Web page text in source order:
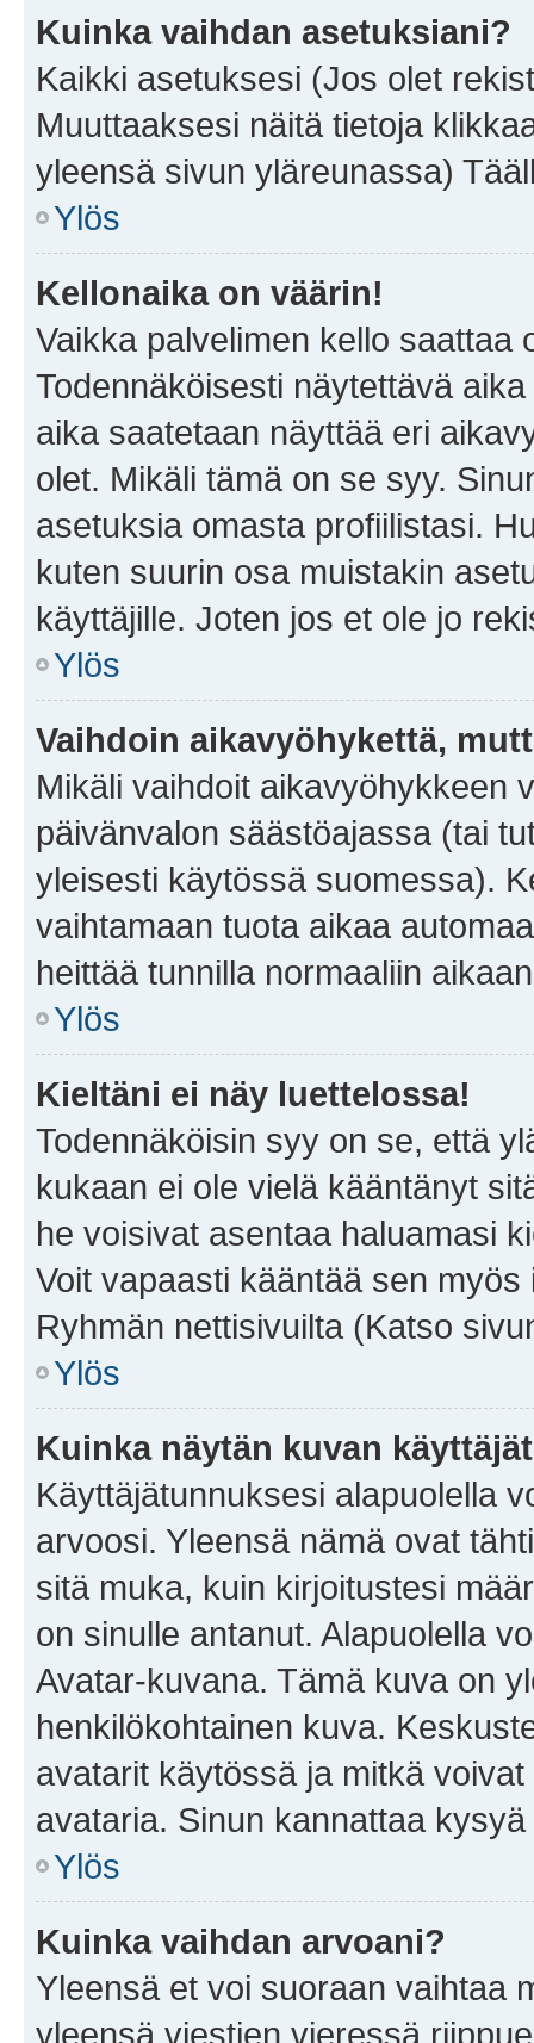
Kuinka vaihdan asetuksiani?
Kaikki asetuksesi (Jos olet
Muuttaaksesi näitä tietoja
yleensä sivun yläreunassa)
Ylös
Kellonaika on väärin!
Vaikka palvelimen kello saattaa
Todennäköisesti näytettävä
aika saatetaan näyttää eri
olet. Mikäli tämä on se syy.
asetuksia omasta profiilistasi.
kuten suurin osa muistakin
käyttäjille. Joten jos et ole jo
Ylös
Vaihdoin aikavyöhykettä,
Mikäli vaihdoit aikavyöhykkeen
päivänvalon säästöajassa (tai
yleisesti käytössä suomessa).
vaihtamaan tuota aikaa
heittää tunnilla normaaliin
Ylös
Kieltäni ei näy luettelossa!
Todennäköisin syy on se, että
kukaan ei ole vielä kääntänyt
he voisivat asentaa haluamasi
Voit vapaasti kääntää sen
Ryhmän nettisivuilta (Katso
Ylös
Kuinka näytän kuvan
Käyttäjätunnuksesi alapuolella
arvoosi. Yleensä nämä ovat
sitä muka, kuin kirjoitustesi
on sinulle antanut. Alapuolella
Avatar-kuvana. Tämä kuva on
henkilökohtainen kuva.
avatarit käytössä ja mitkä
avataria. Sinun kannattaa
Ylös
Kuinka vaihdan arvoani?
Yleensä et voi suoraan vaihtaa
yleensä viestien vieressä